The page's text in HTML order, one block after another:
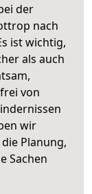
der
nach
ist wichtig,
als auch
von
wir
Planung,
Sachen